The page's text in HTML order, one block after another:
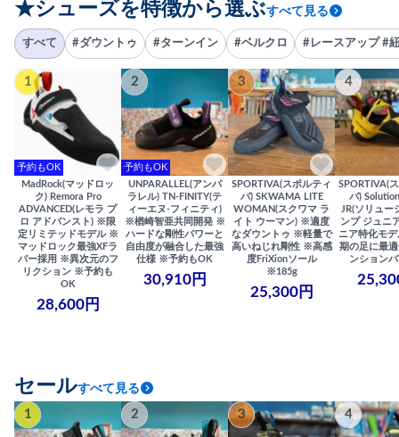
★シューズを特徴から選ぶすべて見る
すべて #ダウントゥ #ターンイン #ベルクロ #レースアップ #
1
予約もOK
MadRock(マッドロッ
ク) Remora Pro
ADVANCED(レモラ プ
ロ アドバンスト) ※限
定リミテッドモデル ※
マッドロック最強XFラ
バー採用 ※異次元のフ
リクション ※予約も
OK
28,600円
2
予約もOK
UNPARALLEL(アンパ
ラレル) TN-FINITY(テ
ィーエヌ-フィニティ)
※楢崎智亜共同開発 ※
ハードな剛性パワーと
自由度が融合した最強
仕様 ※予約もOK
30,910円
3
SPORTIVA(スポルティ
バ) SKWAMA LITE
WOMAN(スクワマ ラ
イト ウーマン) ※適度
なダウントゥ ※軽量で
高いねじれ剛性 ※高感
度FriXionソール
※185g
25,300円
4
SPORTIVA(
バ)
JR(ソリュー
ンプ ジュニ
ニア特化モ
期の足に最
ンション
セールすべて見る
1 2 3 4